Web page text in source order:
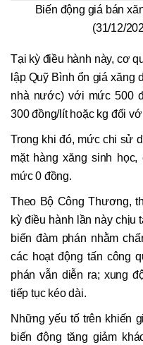
Biến động giá bán
(31/12/
Tại kỳ điều hành này, cơ
lập Quỹ Bình ổn giá xăng
nhà nước) với mức 500
300 đồng/lít hoặc kg đối
Trong khi đó, mức chi sử
mặt hàng xăng sinh
mức 0 đồng.
Theo Bộ Công Thương,
kỳ điều hành lần này chịu
biến đàm phán nhằm
các hoạt động tấn công
phán vẫn diễn ra; xung
tiếp tục kéo dài.
Những yếu tố trên khiến
biến động tăng giảm